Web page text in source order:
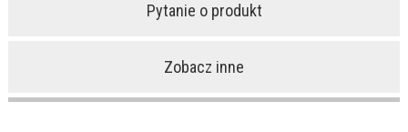
Pytanie o produkt
Zobacz inne